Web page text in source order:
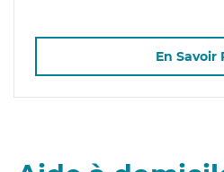
En Savoir